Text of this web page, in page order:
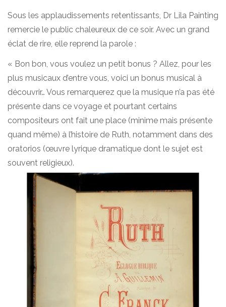
Sous les applaudissements retentissants, Dr Lila Painting
remercie le public chaleureux de ce soir. Avec un grand
éclat de rire, elle reprend la parole :
« Bon bon, vous voulez un petit bonus ? Allez, pour les
plus musicaux d’entre vous, voici un bonus musical à
découvrir… Vous remarquerez que la musique n’a pas été
présente dans ce voyage et pourtant certains
compositeurs ont fait une place (minime mais présente
quand même) à l’histoire de Ruth, notamment dans des
oratorios (œuvre lyrique dramatique dont le sujet est
souvent religieux).